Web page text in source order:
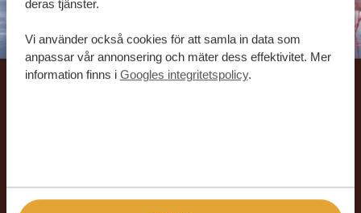
deras tjänster.
Vi använder också cookies för att samla in data som
anpassar vår annonsering och mäter dess effektivitet. Mer
information finns i Googles integritetspolicy.